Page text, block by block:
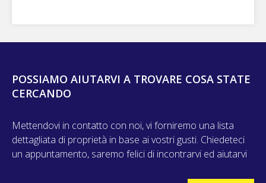
POSSIAMO AIUTARVI A TROVARE COSA STATE
CERCANDO
Mettendovi in contatto con noi, vi forniremo una lista
dettagliata di proprietà in base ai vostri gusti. Chiedeteci
un appuntamento, saremo felici di incontrarvi ed aiutarvi